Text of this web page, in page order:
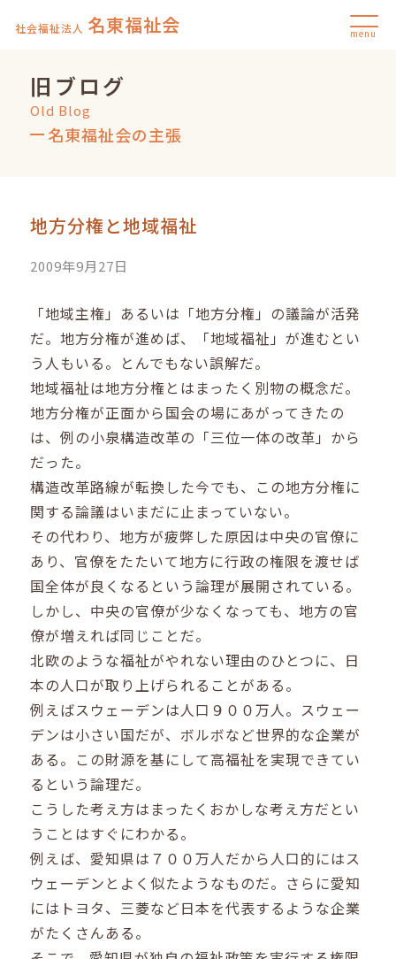
社会福祉法人 名東福祉会 menu
旧ブログ
Old Blog
名東福祉会の主張
地方分権と地域福祉
2009年9月27日
「地域主権」あるいは「地方分権」の議論が活発
だ。地方分権が進めば、「地域福祉」が進むとい
う人もいる。とんでもない誤解だ。
地域福祉は地方分権とはまったく別物の概念だ。
地方分権が正面から国会の場にあがってきたの
は、例の小泉構造改革の「三位一体の改革」から
だった。
構造改革路線が転換した今でも、この地方分権に
関する論議はいまだに止まっていない。
その代わり、地方が疲弊した原因は中央の官僚に
あり、官僚をたたいて地方に行政の権限を渡せば
国全体が良くなるという論理が展開されている。
しかし、中央の官僚が少なくなっても、地方の官
僚が増えれば同じことだ。
北欧のような福祉がやれない理由のひとつに、日
本の人口が取り上げられることがある。
例えばスウェーデンは人口９００万人。スウェー
デンは小さい国だが、ボルボなど世界的な企業が
ある。この財源を基にして高福祉を実現できてい
るという論理だ。
こうした考え方はまったくおかしな考え方だとい
うことはすぐにわかる。
例えば、愛知県は７００万人だから人口的にはス
ウェーデンとよく似たようなものだ。さらに愛知
にはトヨタ、三菱など日本を代表するような企業
がたくさんある。